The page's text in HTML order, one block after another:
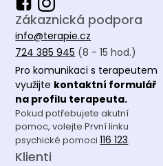
Zákaznická podpora
info@terapie.cz
724 385 945 (8 - 15 hod.)
Pro komunikaci s terapeutem
využijte kontaktní formulář
na profilu terapeuta.
Pokud potřebujete akutní
pomoc, volejte První linku
psychické pomoci116 123.
Klienti